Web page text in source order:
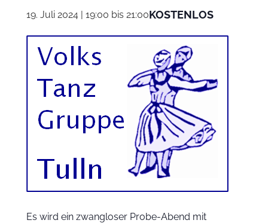
19. Juli 2024 | 19:00 bis 21:00KOSTENLOS
Es wird ein zwangloser Probe-Abend mit